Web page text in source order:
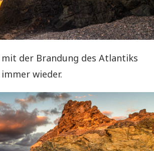
der Brandung des Atlantiks
wieder.